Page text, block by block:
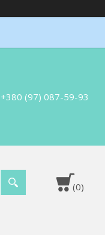
+380 (97) 087-59-93